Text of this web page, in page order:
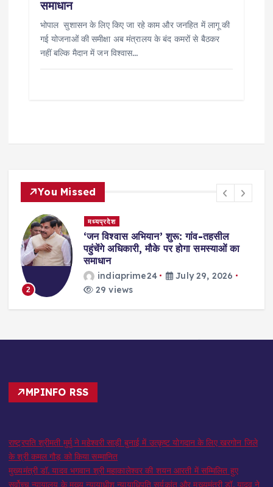
समाधान
भोपाल सुशासन के लिए किए जा रहे काम और जनहित में लागू की
गई योजनाओं की समीक्षा अब मंत्रालय के बंद कमरों से बैठकर
नहीं बल्कि मैदान में जन विश्वास…
You Missed
2
मध्यप्रदेश
‘जन विश्वास अभियान’ शुरू: गांव-तहसील
पहुंचेंगे अधिकारी, मौके पर होगा समस्याओं का
समाधान
indiaprime24
July 29, 2026
29 views
MPINFO RSS
राष्ट्रपति श्रीमती मुर्मु ने महेश्वरी साड़ी बुनाई में उत्कृष्ट योगदान के लिए खरगोन जिले
के श्री कमल गौड़ को किया सम्मानित
मुख्यमंत्री डॉ. यादव भगवान श्री महाकालेश्‍वर की शयन आरती में सम्मिलित हुए
सर्वोच्च न्यायालय के मुख्‍य न्‍यायाधीश न्यायाधिपति सूर्यकांत और मुख्यमंत्री डॉ. यादव ने